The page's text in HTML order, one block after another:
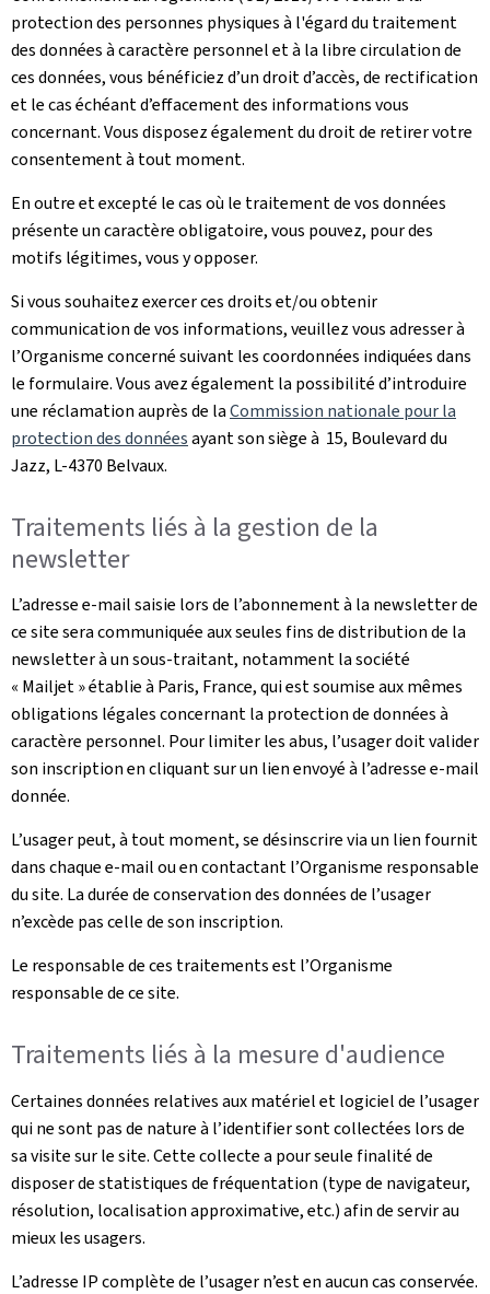
protection des personnes physiques à l'égard du traitement
des données à caractère personnel et à la libre circulation de
ces données, vous bénéficiez d’un droit d’accès, de rectification
et le cas échéant d’effacement des informations vous
concernant. Vous disposez également du droit de retirer votre
consentement à tout moment.
En outre et excepté le cas où le traitement de vos données
présente un caractère obligatoire, vous pouvez, pour des
motifs légitimes, vous y opposer.
Si vous souhaitez exercer ces droits et/ou obtenir
communication de vos informations, veuillez vous adresser à
l’Organisme concerné suivant les coordonnées indiquées dans
le formulaire. Vous avez également la possibilité d’introduire
une réclamation auprès de laCommission nationale pour la
protection des donnéesayant son siège à 15, Boulevard du
Jazz, L-4370 Belvaux.
Traitements liés à la gestion de la
newsletter
L’adresse e-mail saisie lors de l’abonnement à la newsletter de
ce site sera communiquée aux seules fins de distribution de la
newsletter à un sous-traitant, notamment la société
« Mailjet » établie à Paris, France, qui est soumise aux mêmes
obligations légales concernant la protection de données à
caractère personnel. Pour limiter les abus, l’usager doit valider
son inscription en cliquant sur un lien envoyé à l’adresse e-mail
donnée.
L’usager peut, à tout moment, se désinscrire via un lien fournit
dans chaque e-mail ou en contactant l’Organisme responsable
du site. La durée de conservation des données de l’usager
n’excède pas celle de son inscription.
Le responsable de ces traitements est l’Organisme
responsable de ce site.
Traitements liés à la mesure d'audience
Certaines données relatives aux matériel et logiciel de l’usager
qui ne sont pas de nature à l’identifier sont collectées lors de
sa visite sur le site. Cette collecte a pour seule finalité de
disposer de statistiques de fréquentation (type de navigateur,
résolution, localisation approximative, etc.) afin de servir au
mieux les usagers.
L’adresse IP complète de l’usager n’est en aucun cas conservée.